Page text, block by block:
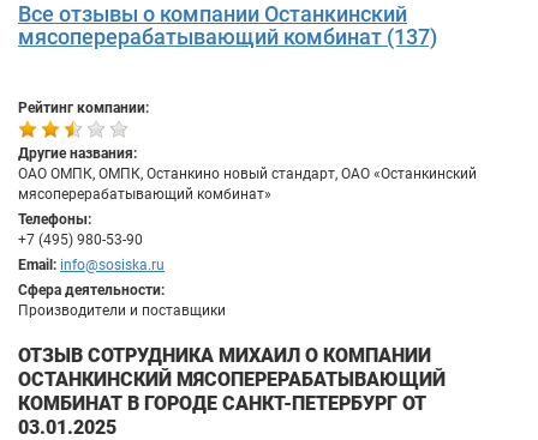
Все отзывы о компании Останкинский
мясоперерабатывающий комбинат (137)
Рейтинг компании:
Другие названия:
ОАО ОМПК, ОМПК, Останкино новый стандарт, ОАО «Останкинский
мясоперерабатывающий комбинат»
Телефоны:
+7 (495) 980-53-90
Email: info@sosiska.ru
Сфера деятельности:
Производители и поставщики
ОТЗЫВ СОТРУДНИКА МИХАИЛ О КОМПАНИИ
ОСТАНКИНСКИЙ МЯСОПЕРЕРАБАТЫВАЮЩИЙ
КОМБИНАТ В ГОРОДЕ САНКТ-ПЕТЕРБУРГ ОТ
03.01.2025